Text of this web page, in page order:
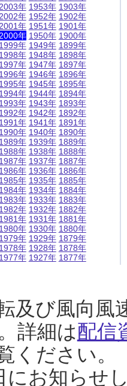
2003年
2002年
2001年
2000年
1999年
1998年
1997年
1996年
1995年
1994年
1993年
1992年
1991年
1990年
1989年
1988年
1987年
1986年
1985年
1984年
1983年
1982年
1981年
1980年
1979年
1978年
1977年
1953年
1952年
1951年
1950年
1949年
1948年
1947年
1946年
1945年
1944年
1943年
1942年
1941年
1940年
1939年
1938年
1937年
1936年
1935年
1934年
1933年
1932年
1931年
1930年
1929年
1928年
1927年
1903年
1902年
1901年
1900年
1899年
1898年
1897年
1896年
1895年
1894年
1893年
1892年
1891年
1890年
1889年
1888年
1887年
1886年
1885年
1884年
1883年
1882年
1881年
1880年
1879年
1878年
1877年
及び風向風
詳細は配信
ください。
にお知らせ